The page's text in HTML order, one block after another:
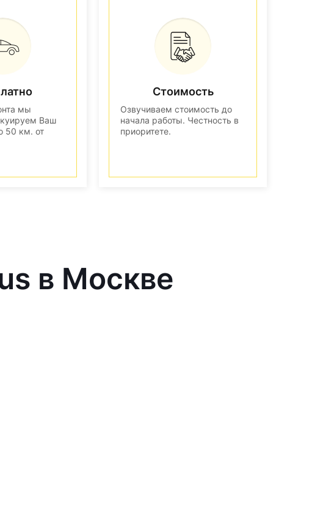
мы
Ваш
50 км. от
Стоимость
Озвучиваем стоимость до
начала работы. Честность в
приоритете.
в Москве